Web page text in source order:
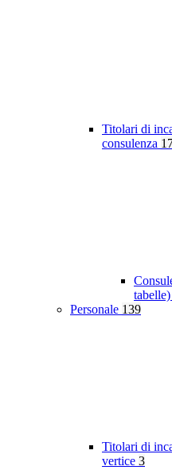
Titolari di
consulenza
tabelle)
Personale 139
Titolari di
vertice 3